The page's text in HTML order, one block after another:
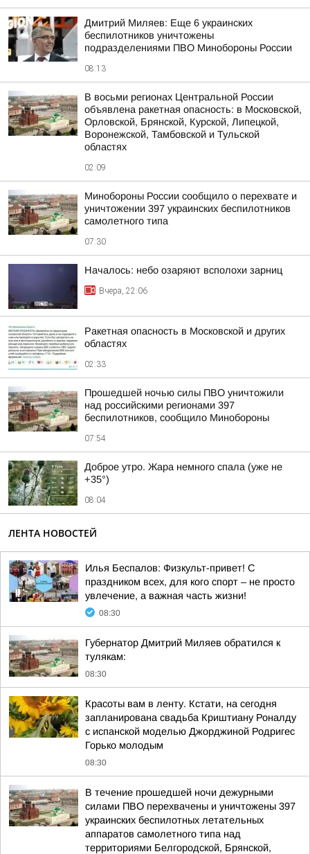
Дмитрий Миляев: Еще 6 украинских
беспилотников уничтожены
подразделениями ПВО Минобороны России
08:13
В восьми регионах Центральной России
объявлена ракетная опасность: в Московской,
Орловской, Брянской, Курской, Липецкой,
Воронежской, Тамбовской и Тульской
областях
02:09
Минобороны России сообщило о перехвате и
уничтожении 397 украинских беспилотников
самолетного типа
07:30
Началось: небо озаряют всполохи зарниц
Вчера, 22:06
Ракетная опасность в Московской и других
областях
02:33
Прошедшей ночью силы ПВО уничтожили
над российскими регионами 397
беспилотников, сообщило Минобороны
07:54
Доброе утро. Жара немного спала (уже не
+35°)
08:04
ЛЕНТА НОВОСТЕЙ
Илья Беспалов: Физкульт-привет! С
праздником всех, для кого спорт – не просто
увлечение, а важная часть жизни!
08:30
Губернатор Дмитрий Миляев обратился к
тулякам:
08:30
Красоты вам в ленту. Кстати, на сегодня
запланирована свадьба Криштиану Роналду
с испанской моделью Джорджиной Родригес
Горько молодым
08:30
В течение прошедшей ночи дежурными
силами ПВО перехвачены и уничтожены 397
украинских беспилотных летательных
аппаратов самолетного типа над
территориями Белгородской, Брянской,